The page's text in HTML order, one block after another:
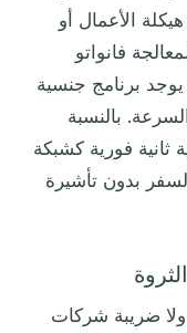
الأعمال أو
فانواتو
له. لا يوجد برنامج جنسية
بالنسبة
ثانية فورية كشبكة
بدون تأشيرة
ضريبة شركات